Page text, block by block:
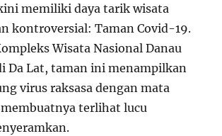
memiliki daya tarik wisata
kontroversial: Taman Covid-19.
Wisata Nasional Danau
Da Lat, taman ini menampilkan
virus raksasa dengan mata
terlihat lucu